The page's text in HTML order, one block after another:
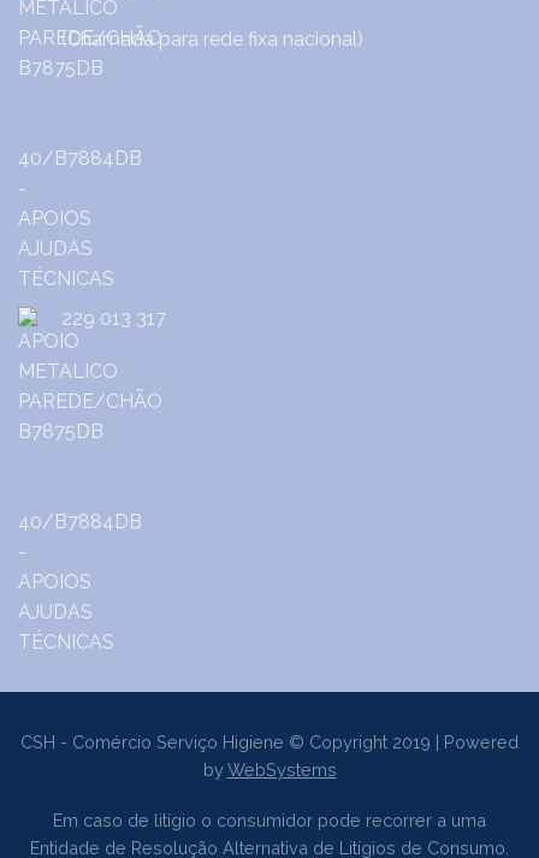
(Chamada para rede fixa nacional)
229 013 317
CSH - Comércio Serviço Higiene © Copyright 2019 | Powered
byWebSystems
Em caso de litígio o consumidor pode recorrer a uma
Entidade de Resolução Alternativa de Litígios de Consumo.